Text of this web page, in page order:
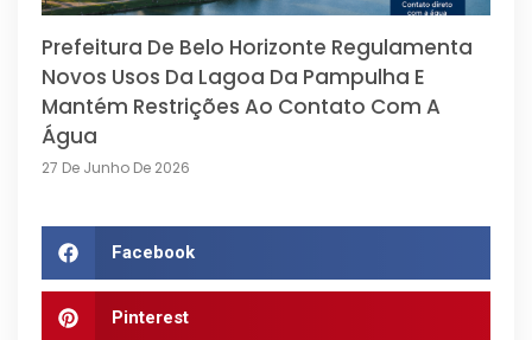
Prefeitura De Belo Horizonte Regulamenta
Novos Usos Da Lagoa Da Pampulha E
Mantém Restrições Ao Contato Com A
Água
27 De Junho De 2026
Facebook
Pinterest